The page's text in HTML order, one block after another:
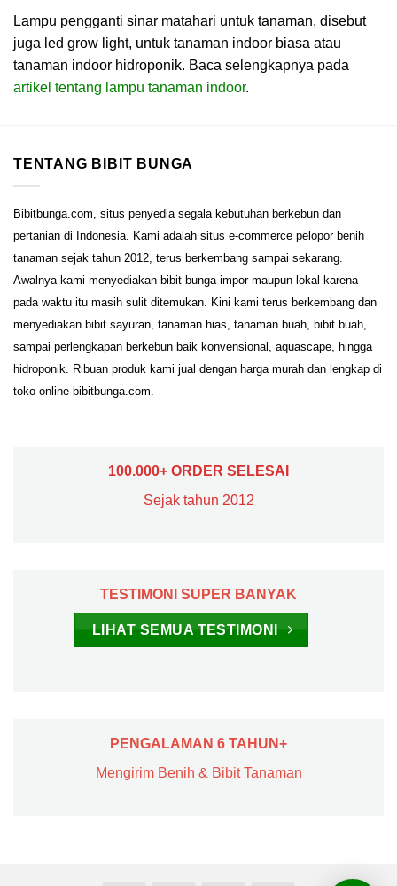
Lampu pengganti sinar matahari untuk tanaman, disebut
juga led grow light, untuk tanaman indoor biasa atau
tanaman indoor hidroponik. Baca selengkapnya pada
artikel tentang lampu tanaman indoor.
TENTANG BIBIT BUNGA
Bibitbunga.com, situs penyedia segala kebutuhan berkebun dan
pertanian di Indonesia. Kami adalah situs e-commerce pelopor benih
tanaman sejak tahun 2012, terus berkembang sampai sekarang.
Awalnya kami menyediakan bibit bunga impor maupun lokal karena
pada waktu itu masih sulit ditemukan. Kini kami terus berkembang dan
menyediakan bibit sayuran, tanaman hias, tanaman buah, bibit buah,
sampai perlengkapan berkebun baik konvensional, aquascape, hingga
hidroponik. Ribuan produk kami jual dengan harga murah dan lengkap di
toko online bibitbunga.com.
100.000+ ORDER SELESAI
Sejak tahun 2012
TESTIMONI SUPER BANYAK
LIHAT SEMUA TESTIMONI
PENGALAMAN 6 TAHUN+
Mengirim Benih & Bibit Tanaman